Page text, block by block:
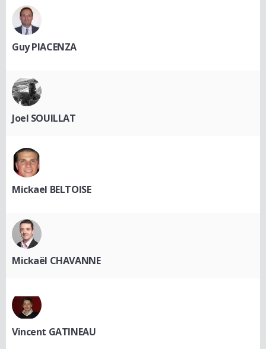
Guy PIACENZA
Joel SOUILLAT
Mickael BELTOISE
Mickaël CHAVANNE
Vincent GATINEAU